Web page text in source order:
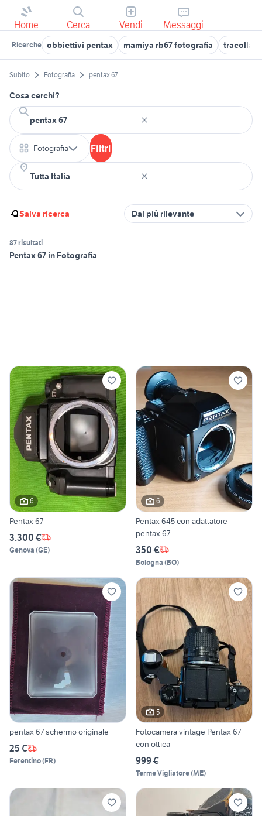
Home Cerca Vendi Messaggi
Ricerche obbiettivi pentax mamiya rb67 fotografia tracolla
Subito Fotografia pentax 67
Cosa cerchi?
Fotografia Filtri
Salva ricerca Dal più rilevante
87 risultati
Pentax 67 in Fotografia
6
Pentax 67
3.300 €
Genova (GE)
6
Pentax 645 con adattatore
pentax 67
350 €
Bologna (BO)
pentax 67 schermo originale
25 €
Ferentino(FR)
5
Fotocamera vintage Pentax 67
con ottica
999 €
Terme Vigliatore(ME)